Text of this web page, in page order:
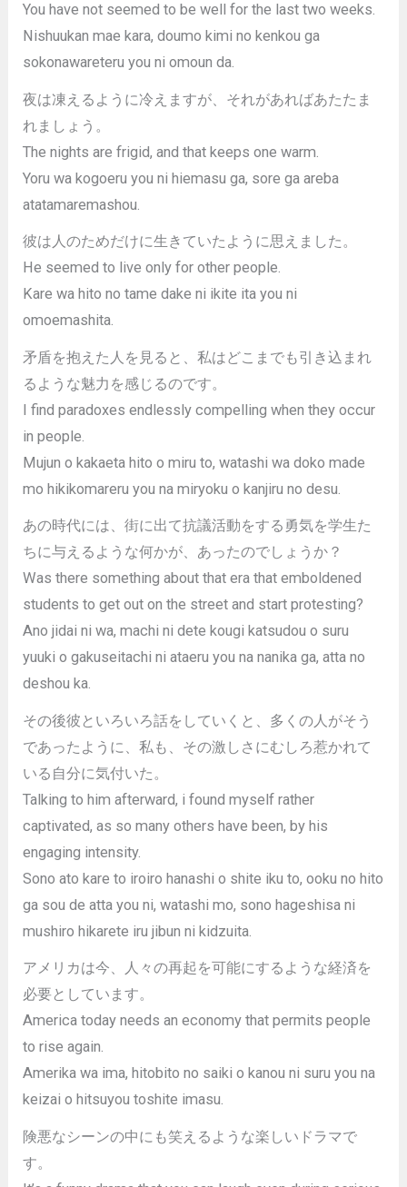
You have not seemed to be well for the last two weeks.
Nishuukan mae kara, doumo kimi no kenkou ga
sokonawareteru you ni omoun da.
夜は凍えるように冷えますが、それがあればあたたま
れましょう。
The nights are frigid, and that keeps one warm.
Yoru wa kogoeru you ni hiemasu ga, sore ga areba
atatamaremashou.
彼は人のためだけに生きていたように思えました。
He seemed to live only for other people.
Kare wa hito no tame dake ni ikite ita you ni
omoemashita.
矛盾を抱えた人を見ると、私はどこまでも引き込まれ
るような魅力を感じるのです。
I find paradoxes endlessly compelling when they occur
in people.
Mujun o kakaeta hito o miru to, watashi wa doko made
mo hikikomareru you na miryoku o kanjiru no desu.
あの時代には、街に出て抗議活動をする勇気を学生た
ちに与えるような何かが、あったのでしょうか？
Was there something about that era that emboldened
students to get out on the street and start protesting?
Ano jidai ni wa, machi ni dete kougi katsudou o suru
yuuki o gakuseitachi ni ataeru you na nanika ga, atta no
deshou ka.
その後彼といろいろ話をしていくと、多くの人がそう
であったように、私も、その激しさにむしろ惹かれて
いる自分に気付いた。
Talking to him afterward, i found myself rather
captivated, as so many others have been, by his
engaging intensity.
Sono ato kare to iroiro hanashi o shite iku to, ooku no hito
ga sou de atta you ni, watashi mo, sono hageshisa ni
mushiro hikarete iru jibun ni kidzuita.
アメリカは今、人々の再起を可能にするような経済を
必要としています。
America today needs an economy that permits people
to rise again.
Amerika wa ima, hitobito no saiki o kanou ni suru you na
keizai o hitsuyou toshite imasu.
険悪なシーンの中にも笑えるような楽しいドラマで
す。